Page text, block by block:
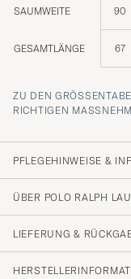
SAUMWEITE 90
GESAMTLÄNGE 67
ZU DEN
ICHTIGEN MASSNEHMEN
PFLEGEHINWEISE &
ÜBER POLO RALPH
LIEFERUNG &